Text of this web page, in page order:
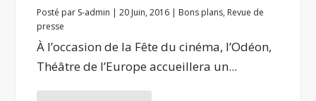
Posté par S-admin |20 Juin, 2016 | Bons plans, Revue de
presse
À l’occasion de la Fête du cinéma, l’Odéon,
Théâtre de l’Europe accueillera un...